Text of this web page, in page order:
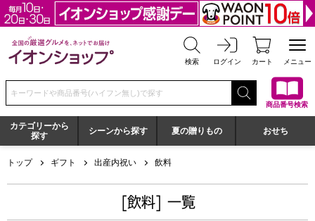
全国の厳選グルメを、ネットでお届け イオンショップ
検索 ログイン カート メニュー
検索キーワードまたは商品番号を入力してください
商品番号検索
カテゴリーから
探す
シーンから探す 夏の贈りもの おせち
トップ ギフト 出産内祝い 飲料
[飲料] 一覧